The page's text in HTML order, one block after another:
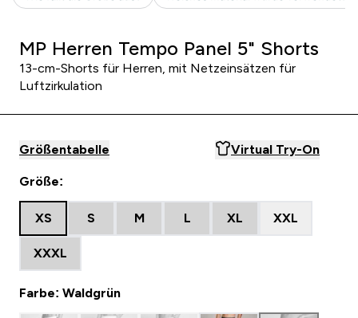
MP Herren Tempo Panel 5" Shorts
13-cm-Shorts für Herren, mit Netzeinsätzen für
Luftzirkulation
Größentabelle Virtual Try-On
Größe:
XS S M L XL XXL
XXXL
Farbe: Waldgrün